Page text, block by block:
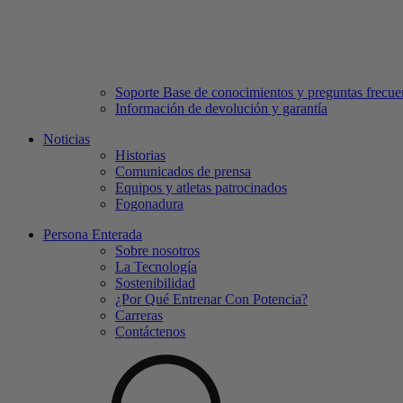
Soporte Base de conocimientos y preguntas
Información de devolución y garantía
Noticias
Historias
Comunicados de prensa
Equipos y atletas patrocinados
Fogonadura
Persona Enterada
Sobre nosotros
La Tecnología
Sostenibilidad
¿Por Qué Entrenar Con Potencia?
Carreras
Contáctenos